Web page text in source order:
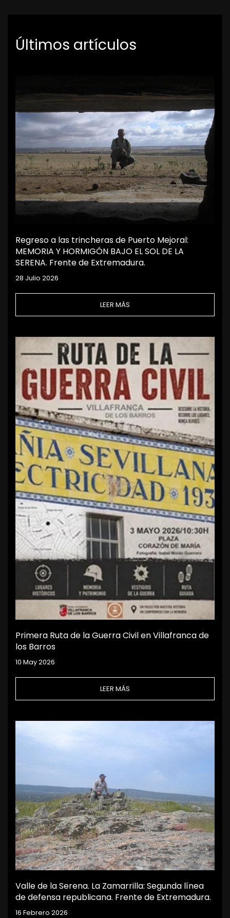
Últimos artículos
Regreso a las trincheras de Puerto Mejoral:
MEMORIA Y HORMIGÓN BAJO EL SOL DE LA
SERENA. Frente de Extremadura.
28 Julio 2026
LEER MÁS
Primera Ruta de la Guerra Civil en Villafranca de
los Barros
10 May 2026
LEER MÁS
Valle de la Serena. La Zamarrilla: Segunda línea
de defensa republicana. Frente de Extremadura.
16 Febrero 2026